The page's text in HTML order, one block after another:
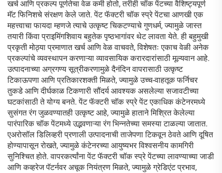
खर्च आणि प्रकल्प पूर्णतेचा वेळ कमी होतो, तरीही चॉक पेंटच्या वैशिष्ट्यपूर्ण
मॅट फिनिशचे संरक्षण केले जाते. पेंट फॅक्टरी चॉक स्प्रे पेंटचा आणखी एक
महत्त्वाचा फायदा म्हणजे त्याचे उत्कृष्ट चिकटण्याचे गुणधर्म, ज्यामुळे जास्त
तयारी किंवा प्राइमिंगशिवाय बहुतेक पृष्ठभागांवर थेट लावता येते. ही बहुमुखी
प्रकृती मोठ्या प्रमाणात खर्च आणि वेळ वाचवते, विशेषतः एकाच वेळी अनेक
प्रकल्पांचे व्यवस्थापन करणाऱ्या व्यावसायिक करारदारांसाठी मूल्यवान आहे.
उत्पादनाच्या अग्रगण्य सूत्रीकरणामुळे दैनंदिन वापरासाठी उत्कृष्ट
टिकाऊपणा आणि प्रतिकारशक्ती मिळते, ज्यामुळे उच्च-वाहतूक फर्निचर
तुकडे आणि दीर्घकाळ टिकणारी सौंदर्य आवश्यक असलेल्या सजावटीच्या
घटकांसाठी ते योग्य बनते. पेंट फॅक्टरी चॉक स्प्रे पेंट एकाधिक कंटेनरमध्ये
सुसंगत रंग जुळवण्यातही उत्कृष्ट आहे, ज्यामुळे हाताने मिश्रित केलेल्या
पारंपारिक चॉक पेंटमध्ये उद्भवणाऱ्या रंग भिन्नतेच्या समस्या टाळल्या जातात.
एअरोसॉल डिलिव्हरी प्रणाली उत्पादनाची ताजेपणा टिकवून ठेवते आणि दूषित
होण्यापासून रोखते, ज्यामुळे कंटेनरच्या आयुष्यभर विश्वसनीय कामगिरी
सुनिश्चित होते. वापरकर्त्यांना पेंट फॅक्टरी चॉक स्प्रे पेंटच्या लावण्याच्या जाडी
आणि कव्हरेज पॅटर्नवर अचूक नियंत्रण मिळते, ज्यामुळे ग्रेडिएंट प्रभाव,